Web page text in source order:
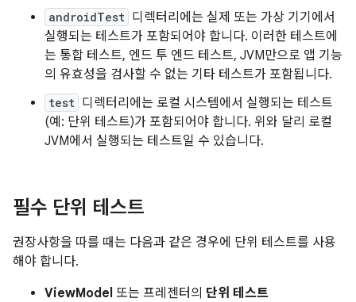
androidTest 디렉터리에는 실제 또는 가상 기기에서
실행되는 테스트가 포함되어야 합니다. 이러한 테스트에
는 통합 테스트, 엔드 투 엔드 테스트, JVM만으로 앱 기능
의 유효성을 검사할 수 없는 기타 테스트가 포함됩니다.
test 디렉터리에는 로컬 시스템에서 실행되는 테스트
(예: 단위 테스트)가 포함되어야 합니다. 위와 달리 로컬
JVM에서 실행되는 테스트일 수 있습니다.
필수 단위 테스트
권장사항을 따를 때는 다음과 같은 경우에 단위 테스트를 사용
해야 합니다.
ViewModel 또는 프레젠터의 단위 테스트